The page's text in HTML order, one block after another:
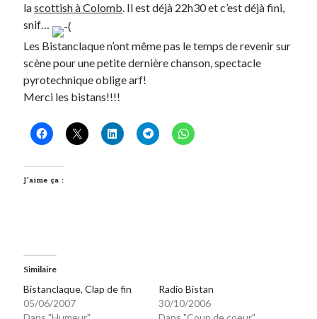
Entretien ménagerdansT’as vu quoi ? #52
JFdansC’était pas mieux avant… à Lyon
littleceltdansComment j’ai opéré ma vélorution toute personnelle
AnthonydansComment j’ai opéré ma vélorution toute personnelle
Renaud DucherdansComment j’ai opéré ma vélorution toute
personnelle
Commentaires récents
Entretien ménager
JF
dans
On parle de quoi ?
lascottish à Colomb. Il est déjà 22h30 et c’est déjà fini,
snif…
Les Bistanclaque n’ont même pas le temps de revenir sur
scène pour une petite dernière chanson, spectacle
pyrotechnique oblige arf!
Merci les bistans!!!!
J’aime ça :
Similaire
Bistanclaque, Clap de fin
05/06/2007
Radio Bistan
30/10/2006